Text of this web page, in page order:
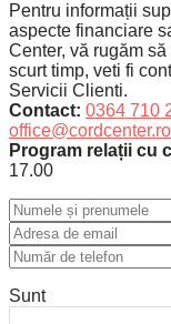
Pentru informații
aspecte financiare
Center, vă rugăm
scurt timp, veti fi
Servicii Clienti.
Contact: 0364 710
office@cordcenter.ro
Program relații cu
17.00
Sunt